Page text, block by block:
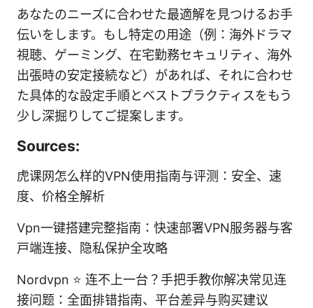
あなたのニーズに合わせた最適解を見つけるお手
伝いをします。もし特定の用途（例：海外ドラマ
視聴、ゲーミング、在宅勤務セキュリティ、海外
出張時の安定接続など）があれば、それに合わせ
た具体的な設定手順とベストプラクティスをもう
少し深掘りしてご提案します。
Sources:
虎课网怎么样的VPN使用指南与评测：安全、速
度、价格全解析
Vpn一键搭建完整指南：快速部署VPN服务器与客
户端连接、隐私保护全攻略
Nordvpn ⭐ 连不上一台？手把手教你解决常见连
接问题：全面排错指南、平台差异与购买建议